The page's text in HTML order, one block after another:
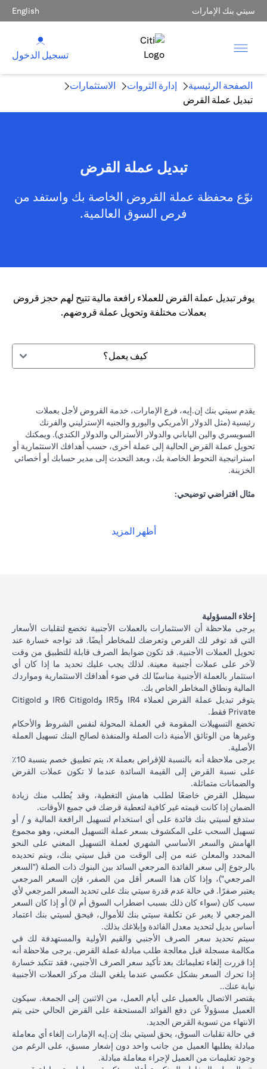
سيتي بنك الإمارات English
تسجيل الدخول
الصفحة الرئيسية إدارة الثروات
الاستثمارات
تبديل عملة القرض
تبديل عملة القرض
نوّع محفظة عملة القروض الخاصة بك واستفد من
فرص السوق العالمية.
يوفر تبديل عملة القرض للعملاء رافعة مالية تتيح لهم حجز قروض
بعملات مختلفة وتحويل عملة قروضهم.
كيف يعمل؟
يقدم سيتي بنك إن.إيه، فرع الإمارات، خدمة القروض لأجل بعملات
رئيسية (مثل الدولار الأمريكي واليورو والجنيه الإسترليني والفرنك
السويسري والين الياباني والدولار الأسترالي والدولار الكندي). ويمكنك
تحويل عملة القرض الحالية إلى عملة أخرى، حسب أهدافك الاستثمارية أو
استراتيجية التحوط الخاصة بك، وبعد التحدث إلى مدير حسابك أو أخصائي
الخزينة.
مثال افتراضي توضيحي:
الدولار الأمريكي، فيمكنك تحويل قرضك بالدولار الأمريكي إلى الين
القروض
التجارية
ياباني بسعر 105 دولار أمريكي / ين ياباني ( سعر العميل)
دولار أمريكي * 105 = 10,500,000 ين ياباني)
أصل
مبلغ
القرض +
الفائدة
بعد 1
إذا استمريت في قرض بالدولار الأمريكي، على أساس سعر
2.00٪ سنويًا، فسيكون أصل القرض + الفائدة بعد شهر واحد
100،166.67 دولار أمريكي.
الآن بعد أن قمت بتحويل قرضك بالدولار الأمريكي إلى قرض
الياباني بسعر 105 دولار أمريكي / ين ياباني، بناءً على سعر
10,508,750 ين ياباني.
سعر
الصرف
الأجنبي
للعميل
(بما في
ذلك
فارق
السعر
المستحق
للبنك)
بعد 1
شهر
الياباني مقابل الدولار
الأمريكي بنسبة 2٪
ليصل إلى 102.90 ين
ياباني = دولار أمريكي
استقرار سعر الين
الياباني مقابل
الدولار الأمريكي
عند 105 ين ياباني
= دولار أمريكي
الين الياباني
الدولار
بنسبة
107.1 ين
دولار أمريكي
بالدولار
الأمريكي
إذا تم
تحويل
قرض
الين
الياباني
مرة
أخرى
قرض
بالدولار
الأمريكي
102,125.85 دولار
(10,508,750/102.90
ين ياباني)
100,083.33 دولار
(10,508,750/105
ين ياباني)
107.10
ين ياباني)
أظهر المزيد
إخلاء المسؤولية
يرجى ملاحظة أن الاستثمارات بالعملات الأجنبية تخضع لتقلبات الأسعار
التي قد توفر لك الفرص وتعرضك للمخاطر أيضًا. قد تواجه خسارة عند
تحويل العملات الأجنبية. قد تكون ضوابط الصرف قابلة للتطبيق من وقت
لآخر على عملات أجنبية معينة. لذلك يجب عليك تحديد ما إذا كان أي
استثمار بالعملة الأجنبية مناسبًا لك في ضوء أهدافك الاستثمارية ومواردك
المالية ونطاق المخاطر الخاص بك.
يتوفر تبديل عملة القرض لعملاء IR4 وIR5 وIR6 Citigold و Citigold
Private فقط.
تخضع التسهيلات المقومة في العملة المحولة لنفس الشروط والأحكام
وغيرها من الوثائق الأمنية ذات الصلة والمنفذة لصالح البنك تسهيل العملة
الأصلية.
يرجى ملاحظة أنه بالنسبة للإقراض بعملة x، يتم تطبيق خصم بنسبة 10٪
على نسبة القرض إلى القيمة السائدة عندما لا تكون عملات القرض
والضمانات متماثلة.
سيظل القرض خاضعًا لطلب هامش التغطية، وقد يُطلب منك زيادة
الضمان إذا كانت قيمته غير كافية لتعطية قرضك في جميع الأوقات.
ستدفع لسيتي بنك فائدة على أي استخدام لتسهيل الرافعة المالية و / أو
تسهيل السحب على المكشوف بسعر عملة التسهيل المعني، وهو مجموع
الهامش والسعر الأساسي الشهري لعملة التسهيل المعني على النحو
المحدد والمعلن عنه من إلى الوقت من قبل سيتي بنك، ويتم تحديده
بالرجوع إلى سعر الفائدة المرجعي السائد بين البنوك ذات الصلة ("السعر
المرجعي")، وإذا كان هذا السعر أقل من الصفر، فإن السعر المرجعي
يعتبر صفرًا. في حالة عدم قدرة سيتي بنك على تحديد السعر المرجعي لأي
سبب كان (سواء كان ذلك بسبب اضطراب السوق أم لا) أو إذا كان السعر
المرجعي لا يعبر عن تكلفة سيتي بنك للأموال، فيحق لسيتي بنك اعتماد
أساس بديل لتحديد معدل الفائدة وإبلاغك بذلك.
سيتم تحديد سعر الصرف الأجنبي والقيم الأولية والمستهدفة لك في
مكالمة مسجلة قبل معالجة طلب مبادلة عملة القرض. يرجى ملاحظة أنه
إذا قررت إلغاء تعليماتك بعد تأكيد سعر الصرف الأجنبي، فقد تتكبد خسارة
إذا تحرك السعر بشكل عكسي عندما يلغي البنك مركز العملات الأجنبية
نيابة عنك..
يقتصر الاتصال بالعميل على أيام العمل، من الاثنين إلى الجمعة. سيكون
العميل مسؤولاً عن دفع الفوائد المستحقة على القرض الحالي حتى يتم
الانتهاء من تسوية القرض الجديد.
في حالة تقلبات السوق، يحق لسيتي بنك إن.إيه الإمارات إلغاء أي معاملة
مبادلة يطلبها العميل من جانب واحد دون إشعار مسبق، على الرغم من
وجود تعليمات من العميل لإجراء معاملة مبادلة.